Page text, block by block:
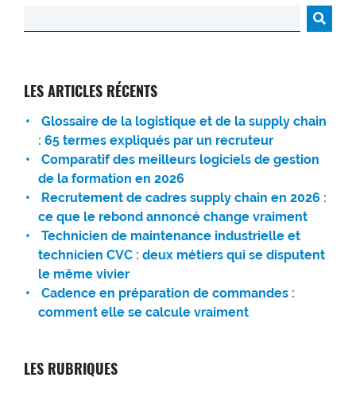
LES ARTICLES RÉCENTS
Glossaire de la logistique et de la supply chain
: 65 termes expliqués par un recruteur
Comparatif des meilleurs logiciels de gestion
de la formation en 2026
Recrutement de cadres supply chain en 2026 :
ce que le rebond annoncé change vraiment
Technicien de maintenance industrielle et
technicien CVC : deux métiers qui se disputent
le même vivier
Cadence en préparation de commandes :
comment elle se calcule vraiment
LES RUBRIQUES